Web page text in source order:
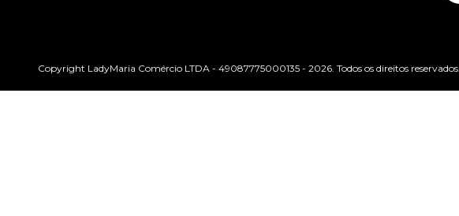
Copyright LadyMaria Comércio LTDA - 49087775000135 - 2026. Todos os direitos reservados.